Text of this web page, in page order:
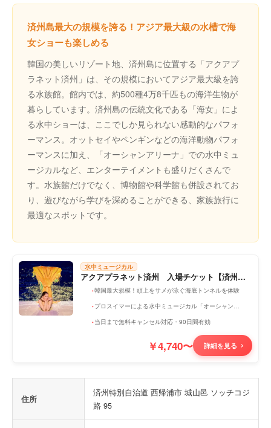
済州島最大の規模を誇る！アジア最大級の水槽で海
女ショーも楽しめる
韓国の美しいリゾート地、済州島に位置する「アクアプ
ラネット済州」は、その規模においてアジア最大級を誇
る水族館。館内では、約500種4万8千匹もの海洋生物が
暮らしています。済州島の伝統文化である「海女」によ
る水中ショーは、ここでしか見られない感動的なパフォ
ーマンス。オットセイやペンギンなどの海洋動物パフォ
ーマンスに加え、「オーシャンアリーナ」での水中ミュ
ージカルなど、エンターテイメントも盛りだくさんで
す。水族館だけでなく、博物館や科学館も併設されてお
り、遊びながら学びを深めることができる、家族旅行に
最適なスポットです。
水中ミュージカル
アクアプラネット済州 入場チケット【済州
島・水族館】
韓国最大規模！頭上をサメが泳ぐ海底トンネルを体験
プロスイマーによる水中ミュージカル「オーシャンアリーナ公演」を鑑賞
当日まで無料キャンセル対応・90日間有効
￥4,740〜 詳細を見る
住所
済州特別自治道 西帰浦市 城山邑 ソッチコジ
路 95